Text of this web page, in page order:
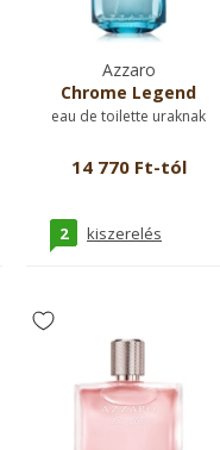
Azzaro
Chrome Legend
eau de toilette uraknak
14 770 Ft-tól
2 kiszerelés